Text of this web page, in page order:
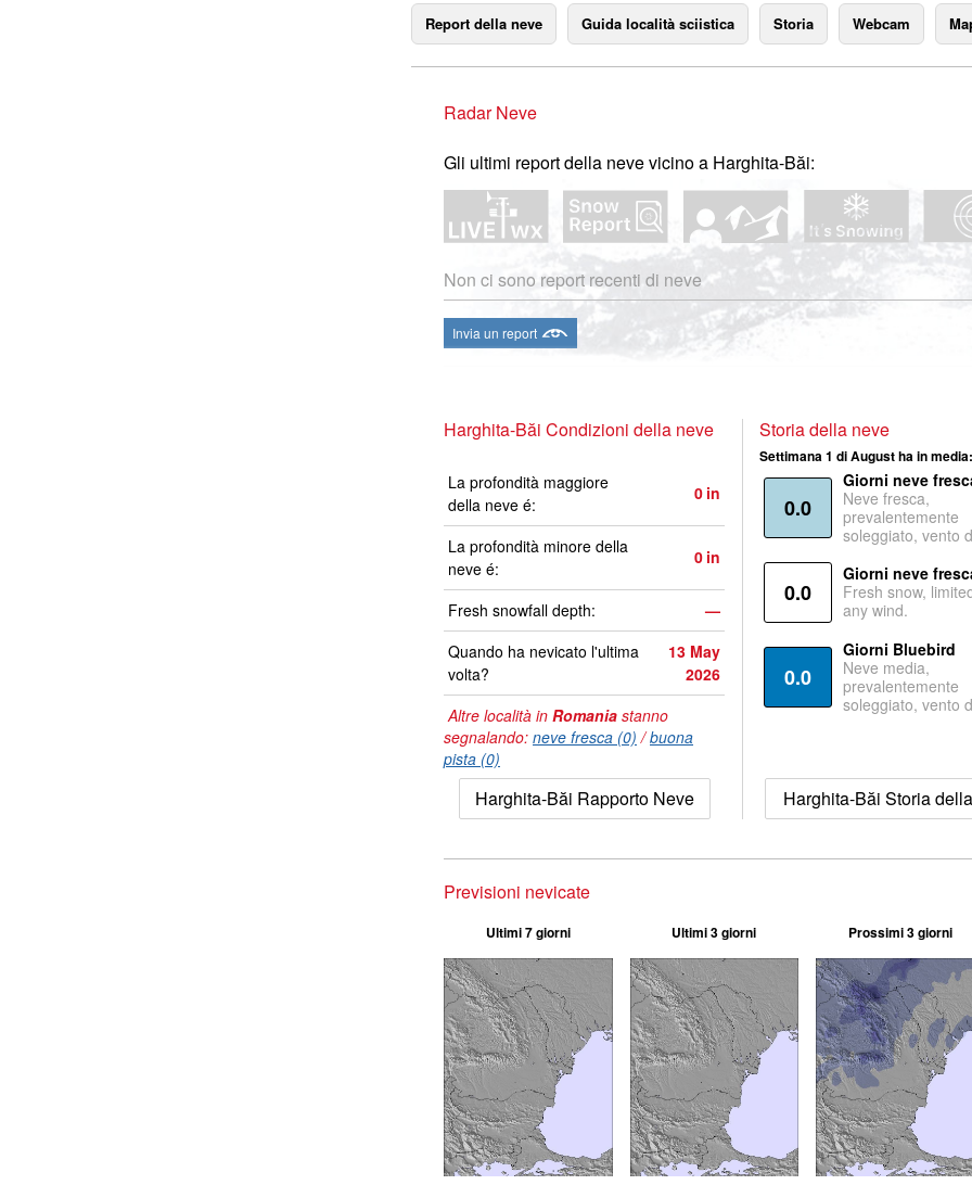
Report della neve Guida località sciistica Storia Webcam
Radar Neve
Gli ultimi report della neve vicino a Harghita-Băi:
Non ci sono report recenti di neve
Invia un report
Harghita-Băi Condizioni della neve
La profondità maggiore
della neve é:
0 in
La profondità minore della
neve é:
0 in
Fresh snowfall depth:
—
Quando ha nevicato l'ultima
volta?
13 May
2026
Altre località in Romania stanno
segnalando: neve fresca (0) /buona
pista (0)
Harghita-Băi Rapporto Neve
Storia della neve
Settimana 1 di August ha in media:
0.0
Giorni neve
Neve fresca,
prevalentemente
soleggiato, vento
0.0
Giorni neve
Fresh snow,
any wind.
0.0
Giorni Bluebird
Neve media,
prevalentemente
soleggiato, vento
Harghita-Băi Storia
Previsioni nevicate
Ultimi 7 giorni Ultimi 3 giorni Prossimi 3 giorni